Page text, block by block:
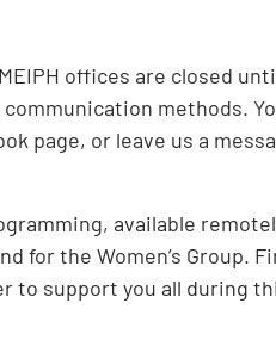
offices are closed
methods.
page, or leave us a
available
for the Women’s Group.
to support you all during